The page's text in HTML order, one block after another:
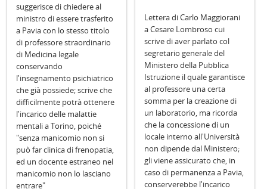
suggerisce di chiedere al
ministro di essere trasferito
a Pavia con lo stesso titolo
di professore straordinario
di Medicina legale
conservando
l'insegnamento psichiatrico
che già possiede; scrive che
difficilmente potrà ottenere
l'incarico delle malattie
mentali a Torino, poiché
"senza manicomio non si
può far clinica di frenopatia,
ed un docente estraneo nel
manicomio non lo lasciano
entrare"
Lettera di Carlo Maggiorani
a Cesare Lombroso cui
scrive di aver parlato col
segretario generale del
Ministero della Pubblica
Istruzione il quale garantisce
al professore una certa
somma per la creazione di
un laboratorio, ma ricorda
che la concessione di un
locale interno all'Università
non dipende dal Ministero;
gli viene assicurato che, in
caso di permanenza a Pavia,
conserverebbe l'incarico